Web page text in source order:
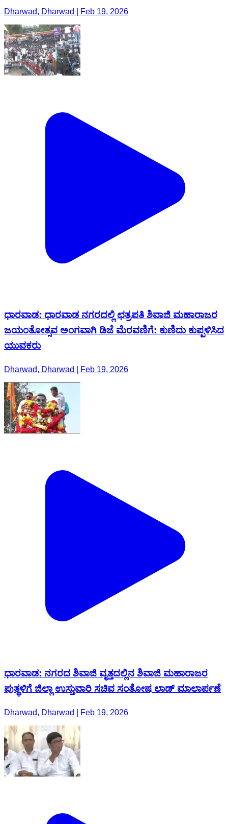
Dharwad, Dharwad | Feb 19, 2026
ಧಾರವಾಡ: ಧಾರವಾಡ ನಗರದಲ್ಲಿ ಛತ್ರಪತಿ ಶಿವಾಜಿ ಮಹಾರಾಜರ
ಜಯಂತೋತ್ಸವ ಅಂಗವಾಗಿ ಡಿಜೆ ಮೆರವಣಿಗೆ: ಕುಣಿದು ಕುಪ್ಪಳಿಸಿದ
ಯುವಕರು
Dharwad, Dharwad | Feb 19, 2026
ಧಾರವಾಡ: ನಗರದ ಶಿವಾಜಿ ವೃತ್ತದಲ್ಲಿನ ಶಿವಾಜಿ ಮಹಾರಾಜರ
ಪುತ್ಥಳಿಗೆ ಜಿಲ್ಲಾ ಉಸ್ತುವಾರಿ ಸಚಿವ ಸಂತೋಷ ಲಾಡ್ ಮಾಲಾರ್ಪಣೆ
Dharwad, Dharwad | Feb 19, 2026